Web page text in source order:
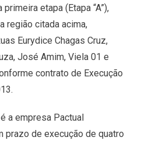
etapa (Etapa “A”),
região citada acima,
Eurydice Chagas Cruz,
José Amim, Viela 01 e
contrato de Execução
a empresa Pactual
prazo de execução de quatro